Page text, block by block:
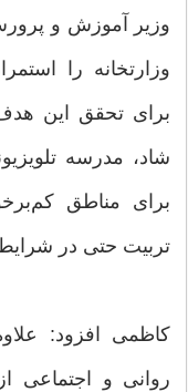
وزیر آموزش و
وزارتخانه را
برای تحقق این
شاد، مدرسه
برای مناطق
تربیت حتی در
کاظمی افزود:
روانی و اجتماعی